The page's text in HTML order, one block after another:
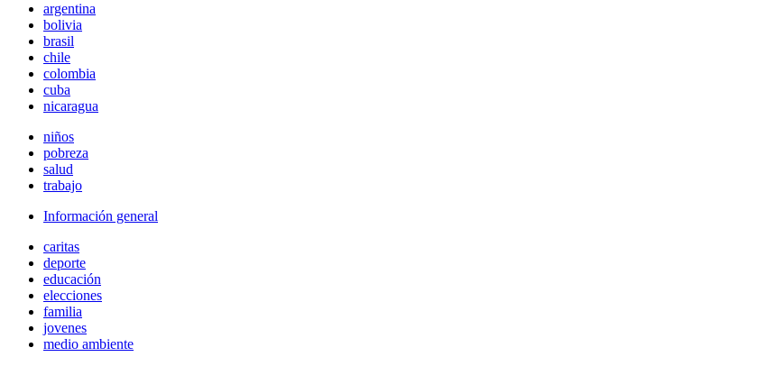
argentina
bolivia
brasil
chile
colombia
cuba
nicaragua
niños
pobreza
salud
trabajo
Información general
caritas
deporte
educación
elecciones
familia
jovenes
medio ambiente